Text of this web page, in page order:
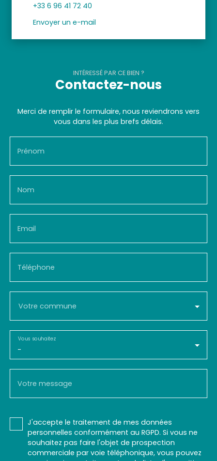
+33 6 96 41 72 40
Envoyer un e-mail
INTÉRESSÉ PAR CE BIEN ?
Contactez-nous
Merci de remplir le formulaire, nous reviendrons vers
vous dans les plus brefs délais.
Prénom
Nom
Email
Téléphone
Votre commune
-
Vous souhaitez
Votre message
J'accepte le traitement de mes données
personnelles conformément au RGPD. Si vous ne
souhaitez pas faire l'objet de prospection
commerciale par voie téléphonique, vous pouvez